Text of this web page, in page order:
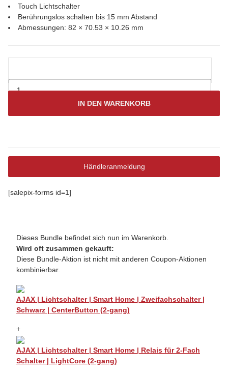
Touch Lichtschalter
Berührungslos schalten bis 15 mm Abstand
Abmessungen: 82 × 70.53 × 10.26 mm
IN DEN WARENKORB
Händleranmeldung
[salepix-forms id=1]
Dieses Bundle befindet sich nun im Warenkorb.
Wird oft zusammen gekauft:
Diese Bundle-Aktion ist nicht mit anderen Coupon-Aktionen
kombinierbar.
AJAX | Lichtschalter | Smart Home | Zweifachschalter |
Schwarz | CenterButton (2-gang)
+
AJAX | Lichtschalter | Smart Home | Relais für 2-Fach
Schalter | LightCore (2-gang)